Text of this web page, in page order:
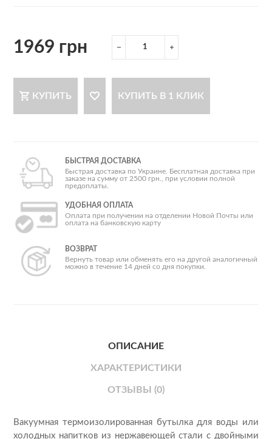
1969 грн
КУПИТЬ КУПИТЬ В 1 КЛИК
БЫСТРАЯ ДОСТАВКА
Быстрая доставка по Украине. Бесплатная доставка при
заказе на сумму от 2500 грн., при условии полной
предоплаты.
УДОБНАЯ ОПЛАТА
Оплата при получении на отделении Новой Почты или
оплата на банковскую карту
ВОЗВРАТ
Вернуть товар или обменять его на другой аналогичный
можно в течение 14 дней со дня покупки.
ОПИСАНИЕ
ХАРАКТЕРИСТИКИ
ОТЗЫВЫ (0)
Вакуумная термоизолированная бутылка для воды или
холодных напитков из нержавеющей стали с двойными